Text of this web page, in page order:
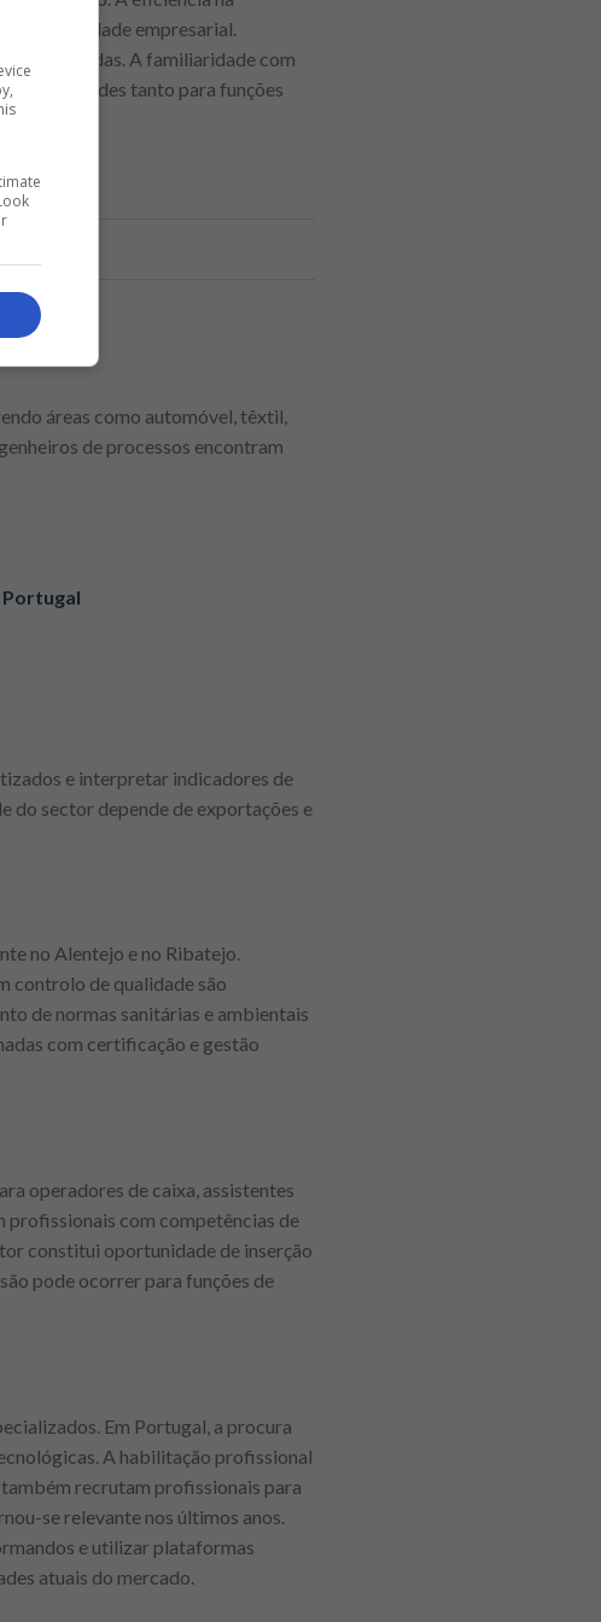
empresarial.
valorizadas. A familiaridade com
tanto para funções
áreas como automóvel, têxtil,
de processos encontram
e interpretar indicadores de
do sector depende de exportações e
no Alentejo e no Ribatejo.
controlo de qualidade são
de normas sanitárias e ambientais
com certificação e gestão
operadores de caixa, assistentes
profissionais com competências de
constitui oportunidade de inserção
pode ocorrer para funções de
Em Portugal, a procura
A habilitação profissional
recrutam profissionais para
se relevante nos últimos anos.
e utilizar plataformas
atuais do mercado.